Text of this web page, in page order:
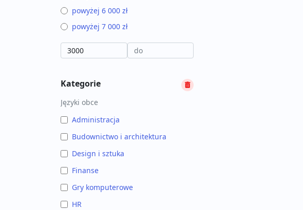
powyżej 6 000 zł
powyżej 7 000 zł
Kategorie
Języki obce
Administracja
Budownictwo i architektura
Design i sztuka
Finanse
Gry komputerowe
HR